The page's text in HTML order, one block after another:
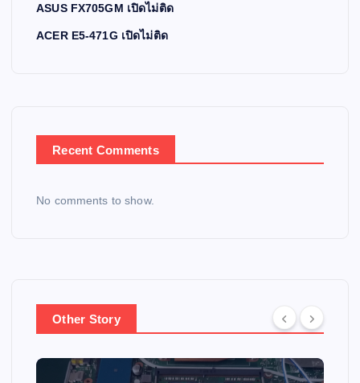
ASUS FX705GM เปิดไม่ติด
ACER E5-471G เปิดไม่ติด
Recent Comments
No comments to show.
Other Story